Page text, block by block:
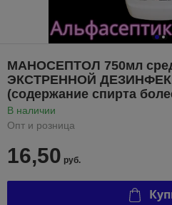
МАНОСЕПТОЛ 750мл
ЭКСТРЕННОЙ
(содержание спирта
В наличии
Опт и розница
16,50 руб.